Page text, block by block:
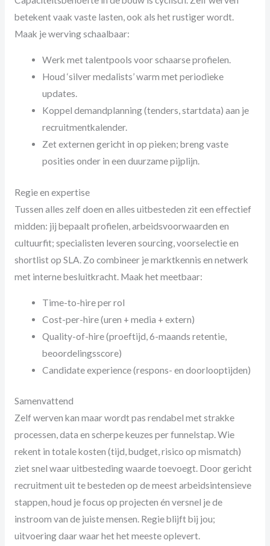
betekent vaak vaste lasten, ook als het rustiger wordt.
Maak je werving schaalbaar:
Werk met talentpools voor schaarse profielen.
Houd ‘silver medalists’ warm met periodieke
updates.
Koppel demandplanning (tenders, startdata) aan je
recruitmentkalender.
Zet externen gericht in op pieken; breng vaste
posities onder in een duurzame pijplijn.
Regie en expertise
Tussen alles zelf doen en alles uitbesteden zit een effectief
midden: jij bepaalt profielen, arbeidsvoorwaarden en
cultuurfit; specialisten leveren sourcing, voorselectie en
shortlist op SLA. Zo combineer je marktkennis en netwerk
met interne besluitkracht. Maak het meetbaar:
Time-to-hire per rol
Cost-per-hire (uren + media + extern)
Quality-of-hire (proeftijd, 6-maands retentie,
beoordelingsscore)
Candidate experience (respons- en doorlooptijden)
Samenvattend
Zelf werven kan maar wordt pas rendabel met strakke
processen, data en scherpe keuzes per funnelstap. Wie
rekent in totale kosten (tijd, budget, risico op mismatch)
ziet snel waar uitbesteding waarde toevoegt. Door gericht
recruitment uit te besteden op de meest arbeidsintensieve
stappen, houd je focus op projecten én versnel je de
instroom van de juiste mensen. Regie blijft bij jou;
uitvoering daar waar het het meeste oplevert.